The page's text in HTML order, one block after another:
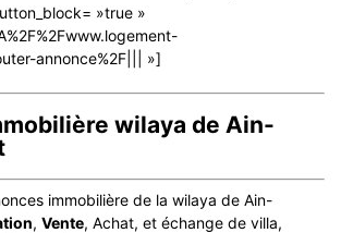
»true »
annonce%2F||| »]
wilaya de Ain-
immobilière de la wilaya de Ain-
, Vente, Achat, et échange de villa,